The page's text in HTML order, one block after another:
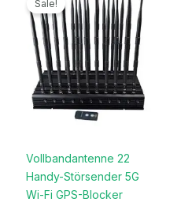
Sale!
Vollbandantenne 22
Handy-Störsender 5G
Wi-Fi GPS-Blocker
war:
1.599,00€
ist:
739,99€.